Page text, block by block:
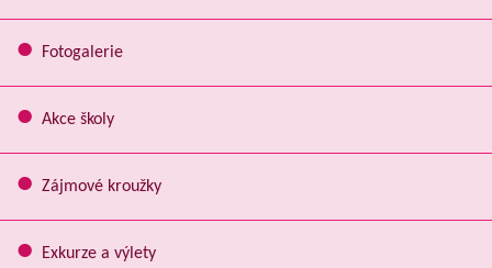
Fotogalerie
Akce školy
Zájmové kroužky
Exkurze a výlety